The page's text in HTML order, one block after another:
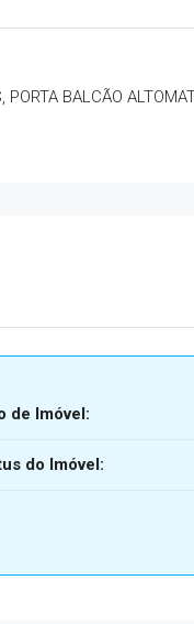
BALCÃO
de Imóvel:
do Imóvel: